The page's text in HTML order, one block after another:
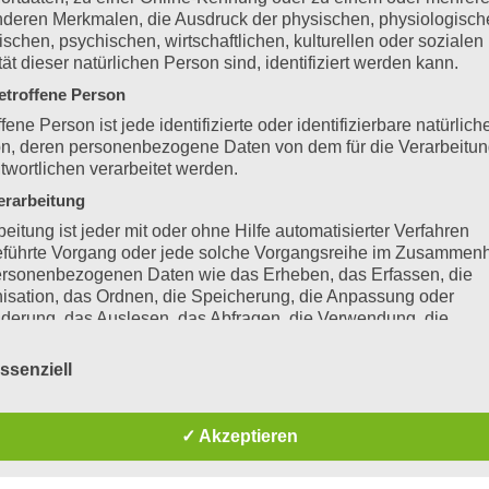
,Nachricht an die VZE-Mitglieder
– 2025)
50 Jahre IG Agaporniden und Kleinpapageien – VZE-Vogelwelt
von 55 arrangierten Agaporniden- und Zwergpapageien-
(VKSK) die IG Agaporniden…
und Kleinpapageien
Distriktwahl Mitte vom 12.04.25 bin ich als Stellvertreter des
Merkmalen, die Ausdruck der physischen,
psychischen, wirtschaftlichen, kulturellen oder sozialen
dieser natürlichen Person sind, identifiziert werden kann.
Person
Person ist jede identifizierte oder identifizierbare
deren personenbezogene Daten von dem für die
verarbeitet werden.
ist jeder mit oder ohne Hilfe automatisierter Verfahren
Vorgang oder jede solche Vorgangsreihe im
Daten wie das Erheben, das Erfassen, die
das Ordnen, die Speicherung, die Anpassung oder
das Auslesen, das Abfragen, die Verwendung, die
den Abgleich oder die Verknüpfung, die
der Verarbeitung
der Verarbeitung ist die Markierung gespeicherter
✓ Akzeptieren